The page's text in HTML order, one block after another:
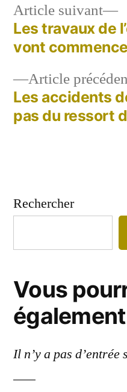
Navigation
l’article
Article
Les accidents
pas du ressort
Article suivant
Les travaux de
vont
Rechercher
Vous
Il n’y a pas d’entrée